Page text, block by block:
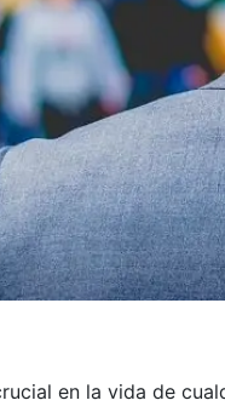
en la vida de